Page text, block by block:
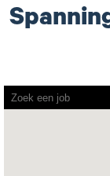
Screenreaders
kunnen